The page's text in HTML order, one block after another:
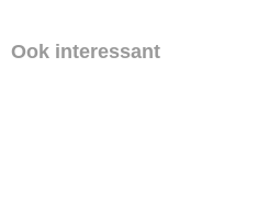
Ook interessant